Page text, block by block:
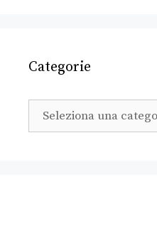
Categorie